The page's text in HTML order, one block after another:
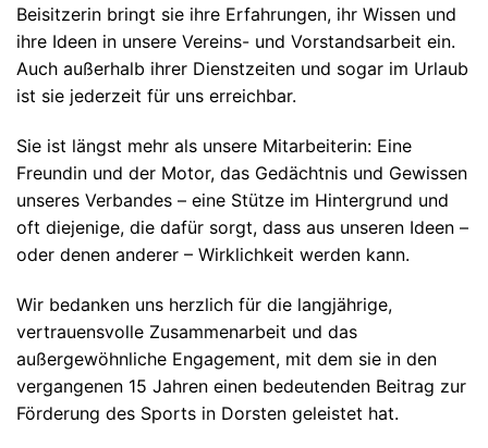
Beisitzerin bringt sie ihre Erfahrungen, ihr Wissen und
ihre Ideen in unsere Vereins- und Vorstandsarbeit ein.
Auch außerhalb ihrer Dienstzeiten und sogar im Urlaub
ist sie jederzeit für uns erreichbar.
Sie ist längst mehr als unsere Mitarbeiterin: Eine
Freundin und der Motor, das Gedächtnis und Gewissen
unseres Verbandes – eine Stütze im Hintergrund und
oft diejenige, die dafür sorgt, dass aus unseren Ideen –
oder denen anderer – Wirklichkeit werden kann.
Wir bedanken uns herzlich für die langjährige,
vertrauensvolle Zusammenarbeit und das
außergewöhnliche Engagement, mit dem sie in den
vergangenen 15 Jahren einen bedeutenden Beitrag zur
Förderung des Sports in Dorsten geleistet hat.